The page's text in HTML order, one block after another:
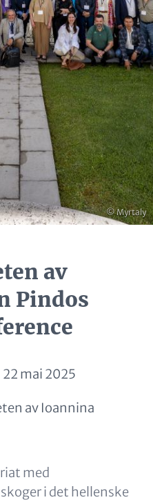
© Myrtaly
av
Pindos
22 mai 2025
av Ioannina
med
i det hellenske